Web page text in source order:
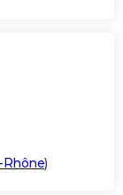
Rhône)